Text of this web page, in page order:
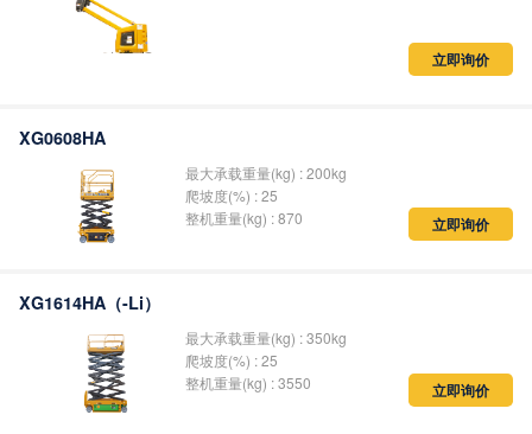
立即询价
XG0608HA
最大承载重量(kg) : 200kg
爬坡度(%) : 25
整机重量(kg) : 870
立即询价
XG1614HA（-Li）
最大承载重量(kg) : 350kg
爬坡度(%) : 25
整机重量(kg) : 3550
立即询价